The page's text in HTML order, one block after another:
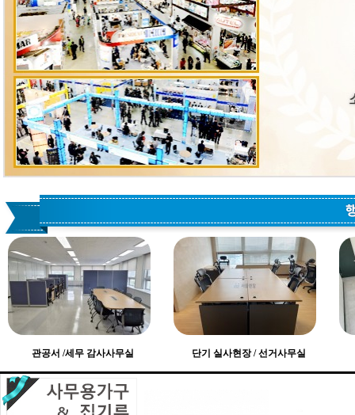
관공서 /세무 감사사무실 단기 실사현장 / 선거사무실